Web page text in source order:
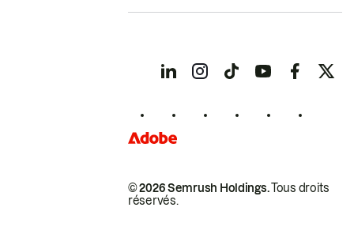
© 2026 Semrush Holdings.Tous droits
réservés.